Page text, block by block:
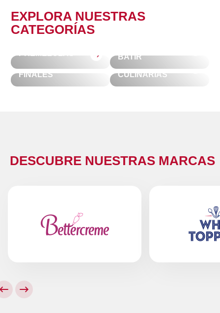
EXPLORA NUESTRAS
CATEGORÍAS
: :
BATIR
BEBIDAS Y
FINALES
CULINARIAS
RELLENOS
DESCUBRE NUESTRAS MARCAS